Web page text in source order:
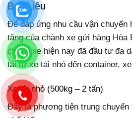
Bạc Liêu
Để đáp ứng nhu cầu vận chuyển
tăng của chành xe gửi hàng Hòa
chành xe hiện nay đã đầu tư đa
tải từ xe tải nhỏ đến container,
Xe tải nhỏ (500kg – 2 tấn)
Đây là phương tiện trung chuyển